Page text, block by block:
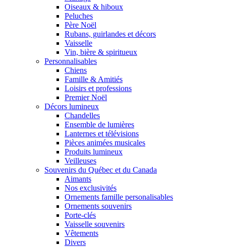
Oiseaux & hiboux
Peluches
Père Noël
Rubans, guirlandes et décors
Vaisselle
Vin, bière & spiritueux
Personnalisables
Chiens
Famille & Amitiés
Loisirs et professions
Premier Noël
Décors lumineux
Chandelles
Ensemble de lumières
Lanternes et télévisions
Pièces animées musicales
Produits lumineux
Veilleuses
Souvenirs du Québec et du Canada
Aimants
Nos exclusivités
Ornements famille personalisables
Ornements souvenirs
Porte-clés
Vaisselle souvenirs
Vêtements
Divers